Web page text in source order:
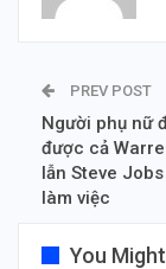
PREV POST
Người phụ nữ
được cả
lẫn Steve
làm việc
You